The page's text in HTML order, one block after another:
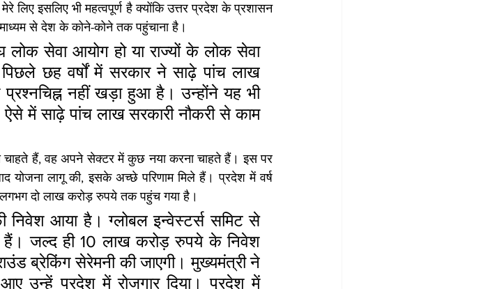
लिए इसलिए भी महत्वपूर्ण है क्योंकि उत्तर प्रदेश के प्रशासन
से देश के कोने-कोने तक पहुंचाना है।
सेवा आयोग हो या राज्यों के लोक सेवा
छह वर्षों में सरकार ने साढ़े पांच लाख
प्रश्नचिह्न नहीं खड़ा हुआ है। उन्होंने यह भी
में साढ़े पांच लाख सरकारी नौकरी से काम
चाहते हैं, वह अपने सेक्टर में कुछ नया करना चाहते हैं। इस पर
योजना लागू की, इसके अच्छे परिणाम मिले हैं। प्रदेश में वर्ष
दो लाख करोड़ रुपये तक पहुंच गया है।
निवेश आया है। ग्लोबल इन्वेस्टर्स समिट से
जल्द ही 10 लाख करोड़ रुपये के निवेश
ब्रेकिंग सेरेमनी की जाएगी। मुख्यमंत्री ने
उन्हें प्रदेश में रोजगार दिया। प्रदेश में